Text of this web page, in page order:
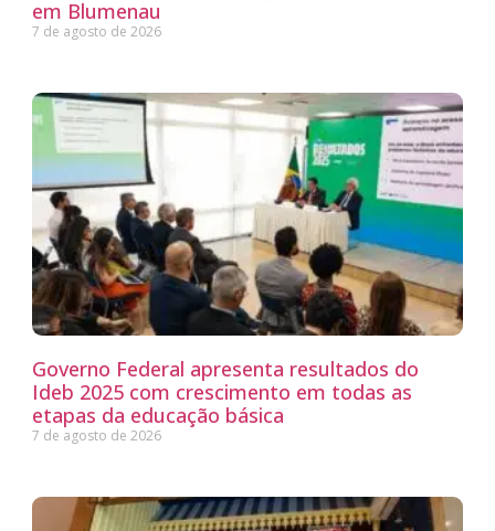
em Blumenau
7 de agosto de 2026
Governo Federal apresenta resultados do
Ideb 2025 com crescimento em todas as
etapas da educação básica
7 de agosto de 2026